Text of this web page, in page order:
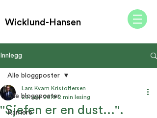
Wicklund-Hansen
Innlegg
Alle bloggposter
Karriere
Alle bloggposter
"Sjefen er en dust...".
Lars Kvam Kristoffersen
29. apr. 2019 2 min lesing